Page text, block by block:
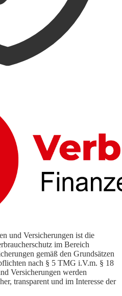
und Versicherungen ist die
im Bereich
gemäß den Grundsätzen
nach § 5 TMG i.V.m. § 18
Versicherungen werden
transparent und im Interesse der